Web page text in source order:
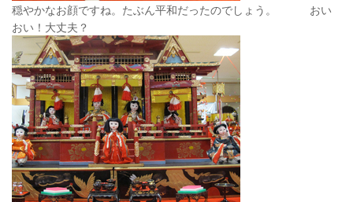
穏やかなお顔ですね。たぶん平和だったのでしょう。 おい
おい！大丈夫？